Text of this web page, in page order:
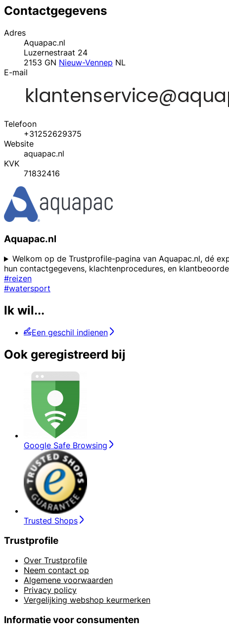
Contactgegevens
Adres
Aquapac.nl
Luzernestraat 24
2153 GN Nieuw-Vennep NL
E-mail
Telefoon
+31252629375
Website
aquapac.nl
KVK
71832416
Aquapac.nl
Welkom op de Trustprofile-pagina van Aquapac.nl, dé
hun contactgegevens, klachtenprocedures, en
#reizen
#watersport
Ik wil...
Een geschil indienen
Ook geregistreerd bij
Google Safe Browsing
Trusted Shops
Trustprofile
Over Trustprofile
Neem contact op
Algemene voorwaarden
Privacy policy
Vergelijking webshop keurmerken
Informatie voor consumenten